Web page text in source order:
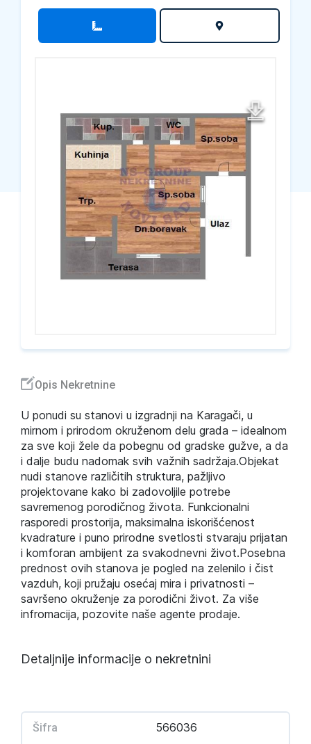
Opis Nekretnine
U ponudi su stanovi u izgradnji na Karagači, u
mirnom i prirodom okruženom delu grada – idealnom
za sve koji žele da pobegnu od gradske gužve, a da
i dalje budu nadomak svih važnih sadržaja.Objekat
nudi stanove različitih struktura, pažljivo
projektovane kako bi zadovoljile potrebe
savremenog porodičnog života. Funkcionalni
rasporedi prostorija, maksimalna iskorišćenost
kvadrature i puno prirodne svetlosti stvaraju prijatan
i komforan ambijent za svakodnevni život.Posebna
prednost ovih stanova je pogled na zelenilo i čist
vazduh, koji pružaju osećaj mira i privatnosti –
savršeno okruženje za porodični život. Za više
infromacija, pozovite naše agente prodaje.
Detaljnije informacije o nekretnini
Šifra 566036